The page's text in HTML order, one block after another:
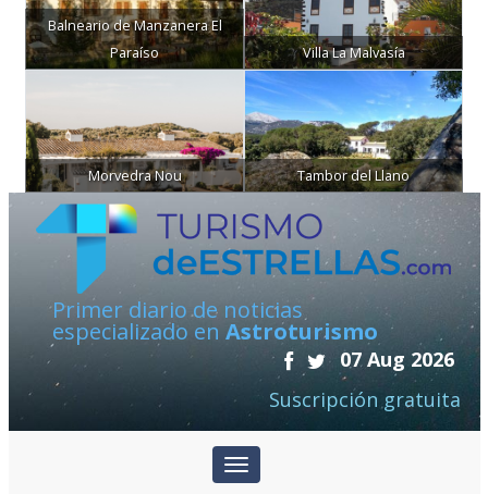
Balneario de Manzanera El
Paraíso
Villa La Malvasía
Morvedra Nou Tambor del Llano
Primer diario de noticias
especializado en Astroturismo
07 Aug 2026
Suscripción gratuita